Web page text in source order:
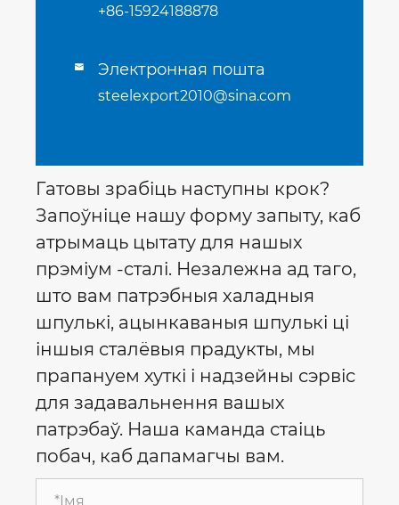
+86-15924188878
 Электронная пошта
steelexport2010@sina.com
Гатовы зрабіць наступны крок?
Запоўніце нашу форму запыту, каб
атрымаць цытату для нашых
прэміум -сталі. Незалежна ад таго,
што вам патрэбныя халадныя
шпулькі, ацынкаваныя шпулькі ці
іншыя сталёвыя прадукты, мы
прапануем хуткі і надзейны сэрвіс
для задавальнення вашых
патрэбаў. Наша каманда стаіць
побач, каб дапамагчы вам.